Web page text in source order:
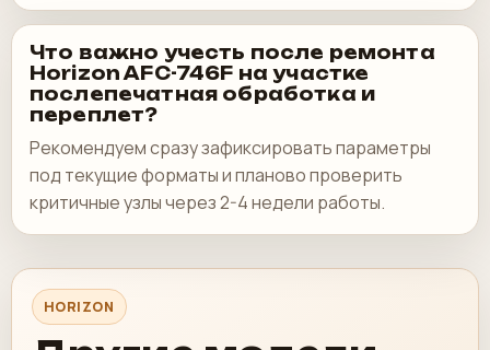
Что важно учесть после ремонта
Horizon AFC-746F на участке
послепечатная обработка и
переплет?
Рекомендуем сразу зафиксировать параметры
под текущие форматы и планово проверить
критичные узлы через 2-4 недели работы.
HORIZON